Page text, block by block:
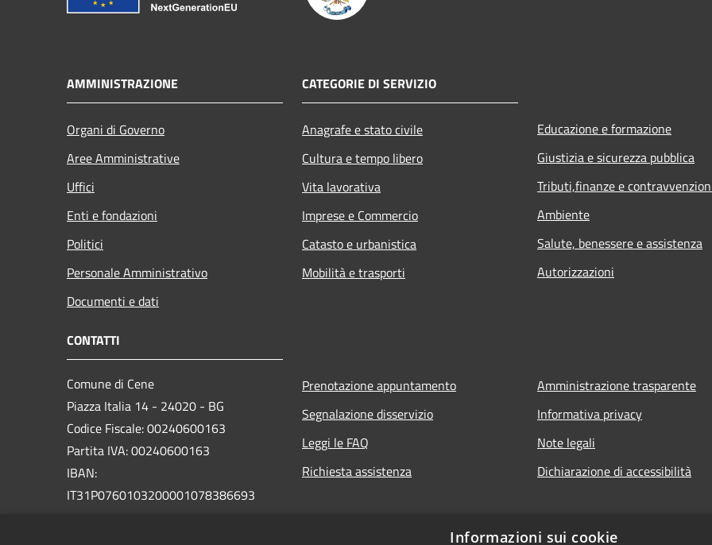
AMMINISTRAZIONE
Organi di Governo
Aree Amministrative
Uffici
Enti e fondazioni
Politici
Personale Amministrativo
Documenti e dati
CATEGORIE DI SERVIZIO
Anagrafe e stato civile
Cultura e tempo libero
Vita lavorativa
Imprese e Commercio
Catasto e urbanistica
Mobilità e trasporti
Educazione e formazione
Giustizia e sicurezza pubblica
Tributi,finanze e
Ambiente
Salute, benessere e assistenza
Autorizzazioni
CONTATTI
Comune di Cene
Piazza Italia 14 - 24020 - BG
Codice Fiscale: 00240600163
Partita IVA: 00240600163
IBAN:
IT31P0760103200001078386693
Prenotazione appuntamento
Segnalazione disservizio
Leggi le FAQ
Richiesta assistenza
Amministrazione trasparente
Informativa privacy
Note legali
Dichiarazione di accessibilità
Informazioni sui cookie